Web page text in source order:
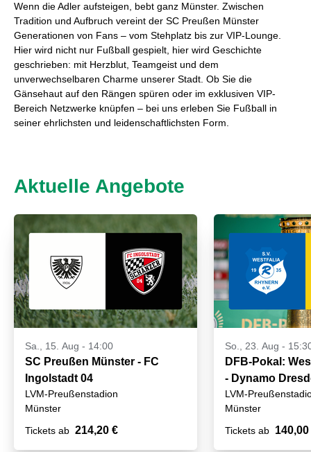
Wenn die Adler aufsteigen, bebt ganz Münster. Zwischen
Tradition und Aufbruch vereint der SC Preußen Münster
Generationen von Fans – vom Stehplatz bis zur VIP-Lounge.
Hier wird nicht nur Fußball gespielt, hier wird Geschichte
geschrieben: mit Herzblut, Teamgeist und dem
unverwechselbaren Charme unserer Stadt. Ob Sie die
Gänsehaut auf den Rängen spüren oder im exklusiven VIP-
Bereich Netzwerke knüpfen – bei uns erleben Sie Fußball in
seiner ehrlichsten und leidenschaftlichsten Form.
Aktuelle Angebote
Sa., 15. Aug - 14:00
SC Preußen Münster - FC
Ingolstadt 04
LVM-Preußenstadion
Münster
Tickets ab 214,20 €
So., 23. Aug -
DFB-Pokal:
- Dynamo
LVM-
Münster
Tickets ab 140,00